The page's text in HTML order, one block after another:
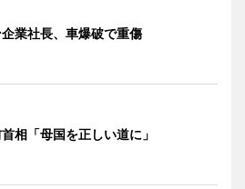
企業社長、車爆破で重傷
相「母国を正しい道に」